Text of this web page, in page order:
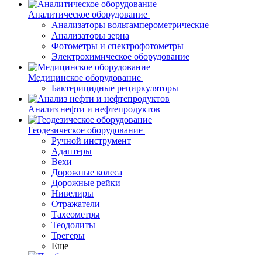
Аналитическое оборудование
Анализаторы вольтамперометрические
Анализаторы зерна
Фотометры и спектрофотометры
Электрохимическое оборудование
Медицинское оборудование
Бактерицидные рециркуляторы
Анализ нефти и нефтепродуктов
Геодезическое оборудование
Ручной инструмент
Адаптеры
Вехи
Дорожные колеса
Дорожные рейки
Нивелиры
Отражатели
Тахеометры
Теодолиты
Трегеры
Еще